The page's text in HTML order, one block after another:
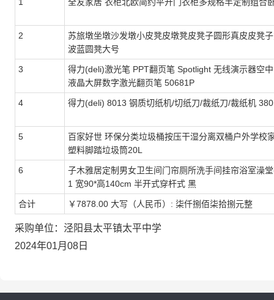
2
苏旅墩坐墩沙发墩小皮凳皮墩凳皮凳子圆形真皮皮凳
波蓝圆凳大号
3
得力(deli)激光笔 PPT翻页笔 Spotlight 无线演示器空
液晶大屏数字激光翻页笔 50681P
4 得力(deli) 8013 钢质切纸机/切纸刀/裁纸刀/裁纸机
5
百家好世 环保分类垃圾桶按压干湿分离双桶户外学校
塑料脚踏垃圾筒20L
6
子木雅居定制男女卫生间门帘厕所洗手间挂帘浴室澡
1 宽90*高140cm 半开式穿杆式 黑
合计 ￥7878.00 大写（人民币）: 柒仟捌佰柒拾捌元整
采购单位：泾阳县太平镇太平中学
2024年01月08日